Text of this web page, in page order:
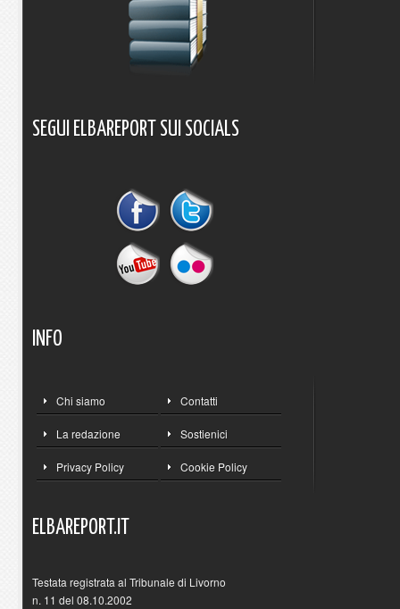
SEGUI ELBAREPORT SUI SOCIALS
INFO
Chi siamo Contatti
La redazione Sostienici
Privacy Policy Cookie Policy
ELBAREPORT.IT
Testata registrata al Tribunale di Livorno
n. 11 del 08.10.2002